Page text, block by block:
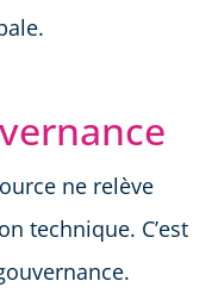
ne relève
technique. C’est